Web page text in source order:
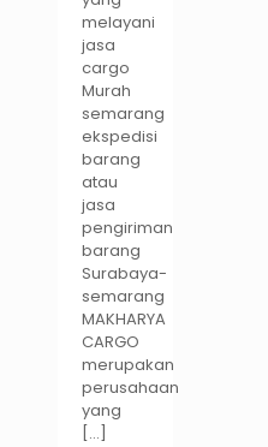
melayani
jasa
cargo
Murah
semarang
ekspedisi
barang
atau
jasa
pengiriman
barang
Surabaya-
semarang
MAKHARYA
CARGO
merupakan
perusahaan
yang
[…]